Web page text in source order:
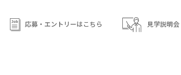
応募・エントリーはこちら 見学説明
on line 93